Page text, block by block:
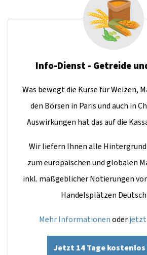
Info-Dienst - Getreide
Was bewegt die Kurse für Weizen,
den Börsen in Paris und auch in
Auswirkungen hat das auf die
Wir liefern Ihnen alle
zum europäischen und globalen
inkl. maßgeblicher Notierungen
Handelsplätzen
Mehr Informationenoderjetzt
Jetzt 14 Tage